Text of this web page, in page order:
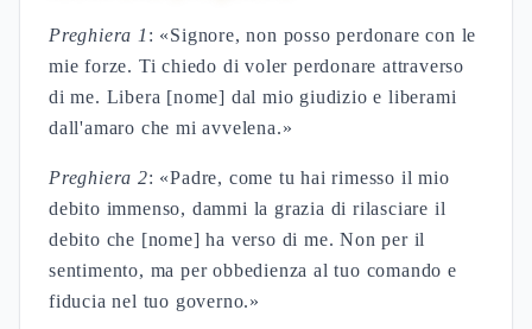
Preghiera 1 : «Signore, non posso perdonare con le
mie forze. Ti chiedo di voler perdonare attraverso
di me. Libera [nome] dal mio giudizio e liberami
dall'amaro che mi avvelena.»
Preghiera 2: «Padre, come tu hai rimesso il mio
debito immenso, dammi la grazia di rilasciare il
debito che [nome] ha verso di me. Non per il
sentimento, ma per obbedienza al tuo comando e
fiducia nel tuo governo.»